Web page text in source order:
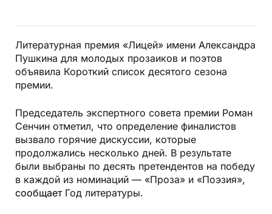
Литературная премия «Лицей» имени Александра
Пушкина для молодых прозаиков и поэтов
объявила Короткий список десятого сезона
премии.
Председатель экспертного совета премии Роман
Сенчин отметил, что определение финалистов
вызвало горячие дискуссии, которые
продолжались несколько дней. В результате
были выбраны по десять претендентов на победу
в каждой из номинаций — «Проза» и «Поэзия»,
сообщаетГод литературы.